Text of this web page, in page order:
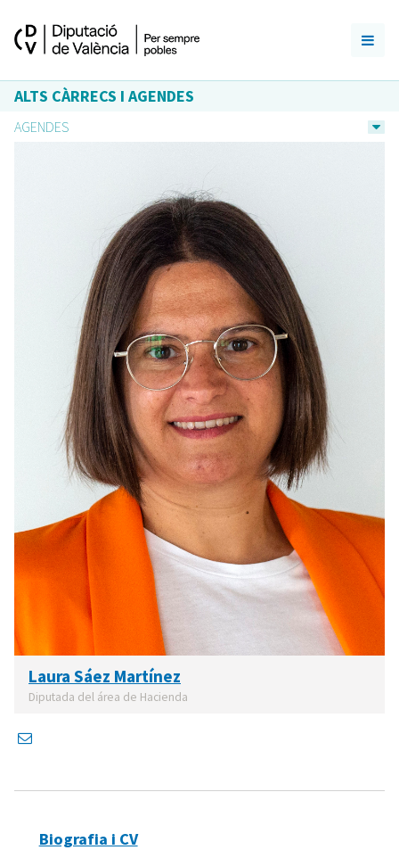
ALTS CÀRRECS I AGENDES
AGENDES
Laura Sáez Martínez
Diputada del área de Hacienda
Biografia i CV